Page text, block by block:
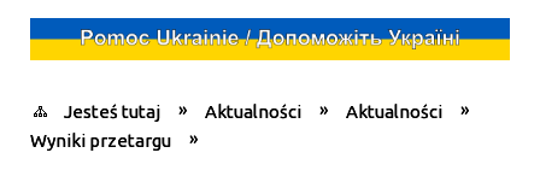
Jesteś tutaj Aktualności
Aktualności
Wyniki przetargu